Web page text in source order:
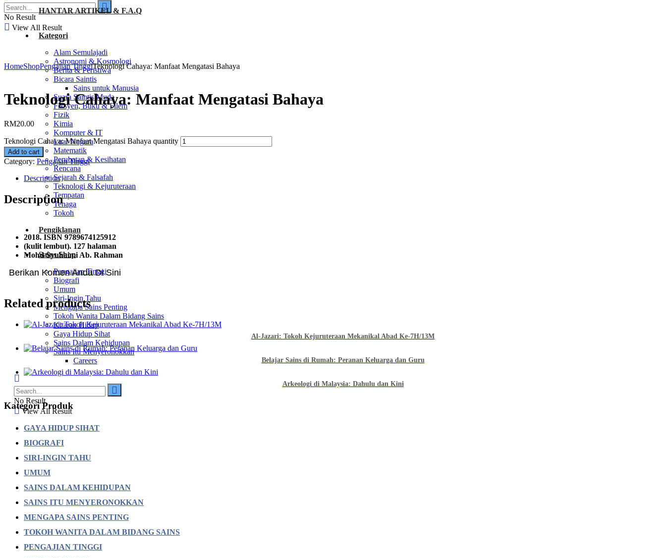
HANTAR ARTIKEL & F.A.Q
Kategori
Alam Semulajadi
Astronomi & Kosmologi
Berita & Peristiwa
Bicara Saintis
Sains untuk Manusia
Suara Saintis Muda
Fiksyen, Buku & Filem
Fizik
Kimia
Komputer & IT
Luar Negara
Matematik
Perubatan & Kesihatan
Rencana
Sejarah & Falsafah
Teknologi & Kejuruteraan
Tempatan
Tenaga
Tokoh
Pengiklanan
Sains Shop
Pengajian Tinggi
Biografi
Umum
Siri-Ingin Tahu
Mengapa Sains Penting
Tokoh Wanita Dalam Bidang Sains
Kitaran Hidup
Gaya Hidup Sihat
Sains Dalam Kehidupan
Sains Itu Menyeronokkan
Careers
No Result
View All Result
No Result
View All Result
HomeShopPengajian TinggiTeknologi Cahaya: Manfaat Mengatasi Bahaya
Teknologi Cahaya: Manfaat Mengatasi Bahaya
RM20.00
Teknologi Cahaya: Manfaat Mengatasi Bahaya quantity
Add to cart
Category: Pengajian Tinggi
Description
Description
2018. ISBN 9789674125912
(kulit lembut). 127 halaman
Mohd Syuhaimi Ab. Rahman
Berikan Komen Anda Di Sini
Related products
Al-Jazari: Tokoh Kejuruteraan Mekanikal Abad Ke-7H/13M
Belajar Sains di Rumah: Peranan Keluarga dan Guru
Arkeologi di Malaysia: Dahulu dan Kini
Kategori Produk
GAYA HIDUP SIHAT
BIOGRAFI
SIRI-INGIN TAHU
UMUM
SAINS DALAM KEHIDUPAN
SAINS ITU MENYERONOKKAN
MENGAPA SAINS PENTING
TOKOH WANITA DALAM BIDANG SAINS
PENGAJIAN TINGGI